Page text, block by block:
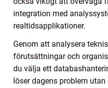
integration med
realtidsapplikationer.
Genom att analysera
förutsättningar och
du välja ett
löser dagens problem